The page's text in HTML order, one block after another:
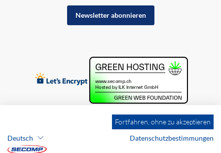
Newsletter abonnieren
Fortfahren, ohne zu akzeptieren
Deutsch
Datenschutzbestimmungen